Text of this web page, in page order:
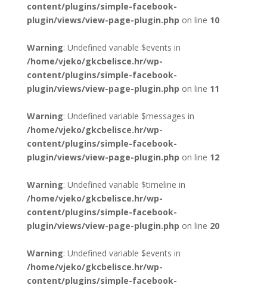
content/plugins/simple-facebook-
plugin/views/view-page-plugin.php on line 10
Warning: Undefined variable $events in
/home/vjeko/gkcbelisce.hr/wp-
content/plugins/simple-facebook-
plugin/views/view-page-plugin.php on line 11
Warning: Undefined variable $messages in
/home/vjeko/gkcbelisce.hr/wp-
content/plugins/simple-facebook-
plugin/views/view-page-plugin.php on line 12
Warning: Undefined variable $timeline in
/home/vjeko/gkcbelisce.hr/wp-
content/plugins/simple-facebook-
plugin/views/view-page-plugin.php on line 20
Warning: Undefined variable $events in
/home/vjeko/gkcbelisce.hr/wp-
content/plugins/simple-facebook-